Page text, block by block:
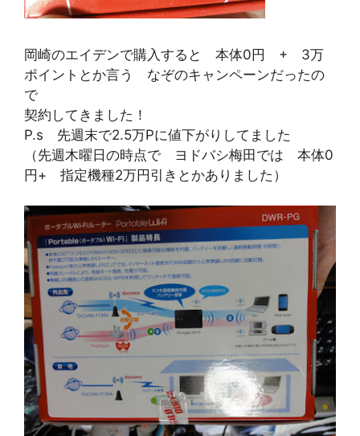
岡崎のエイデンで購入すると 本体0円 + 3万
ポイントとか言う なぞのキャンペーンだったの
で
契約してきました！
P.s 先週末で2.5万Pに値下がりしてました
（先週木曜日の時点で ヨドバシ梅田では 本体0
円+ 指定機種2万円引きとかありました）